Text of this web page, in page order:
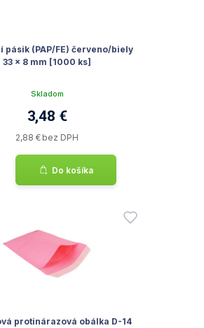
pásik (PAP/FE) červeno/biely
33 x 8 mm [1000 ks]
Skladom
3,48 €
2,88 € bez DPH
Do košíka
protinárazová obálka D-14